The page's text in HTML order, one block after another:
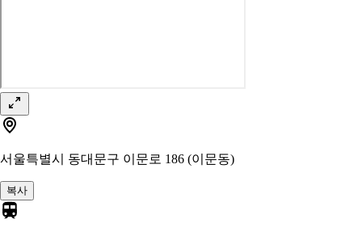
서울특별시 동대문구 이문로 186 (이문동)
복사